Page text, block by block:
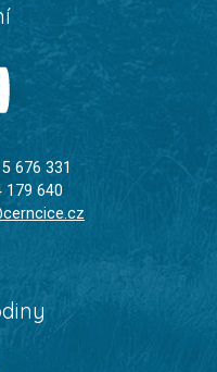
676 331
179 640